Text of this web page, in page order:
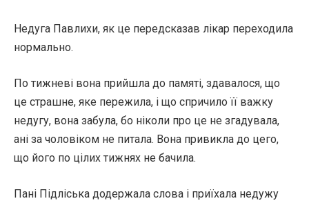
Недуга Павлихи, як це передсказав лікар переходила
нормально.
По тижневі вона прийшла до памяті, здавалося, що
це страшне, яке пережила, і що спричило її важку
недугу, вона забула, бо ніколи про це не згадувала,
ані за чоловіком не питала. Вона привикла до цего,
що його по цілих тижнях не бачила.
Пані Підліська додержала слова і приїхала недужу